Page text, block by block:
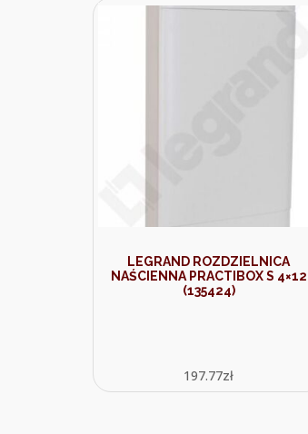
LEGRAND ROZDZIELNICA
NAŚCIENNA PRACTIBOX S 4×12
(135424)
197.77zł